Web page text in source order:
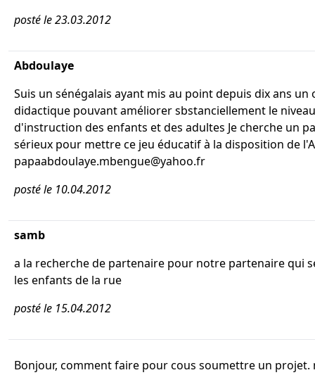
posté le 23.03.2012
Abdoulaye
Suis un sénégalais ayant mis au point depuis dix ans un
didactique pouvant améliorer sbstanciellement le niveau
d'instruction des enfants et des adultes Je cherche un
sérieux pour mettre ce jeu éducatif à la disposition de
papaabdoulaye.mbengue@yahoo.fr
posté le 10.04.2012
samb
a la recherche de partenaire pour notre partenaire qui
les enfants de la rue
posté le 15.04.2012
Bonjour, comment faire pour cous soumettre un projet.